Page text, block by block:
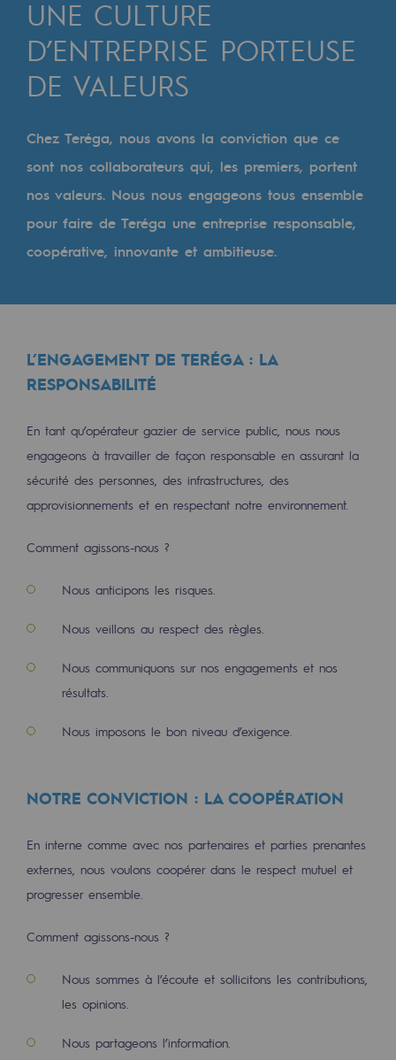
Transversalité et Collaboratif
Notre culture et nos valeurs
Notre organisation
Notre organisation
Gouvernance
Indicateurs
Les énergies d'avenir
Notre vision
Gaz renouvelables et procédés durables
Gaz renouvelables et procédés
Pyrogazéification et gazéification
Méthanation
Captage de CO2
Nouveaux usages
Concertations CH4, H2 et CO2
Espace pédagogique
2050 : un monde d’énergies
Objectif Hydrogène
CCUS Objectif Zéro CO2
Acteur engagé
Acteur engagé
UNE CULTURE
D’ENTREPRISE PORTEUSE
DE VALEURS
Chez Teréga, nous avons la conviction que ce
sont nos collaborateurs qui, les premiers, portent
nos valeurs. Nous nous engageons tous ensemble
pour faire de Teréga une entreprise responsable,
coopérative, innovante et ambitieuse.
L’ENGAGEMENT DE TERÉGA : LA
RESPONSABILITÉ
En tant qu’opérateur gazier de service public, nous nous
engageons à travailler de façon responsable en assurant la
sécurité des personnes, des infrastructures, des
approvisionnements et en respectant notre environnement.
Comment agissons-nous ?
Nous anticipons les risques.
Nous veillons au respect des règles.
Nous communiquons sur nos engagements et nos
résultats.
Nous imposons le bon niveau d’exigence.
NOTRE CONVICTION : LA COOPÉRATION
En interne comme avec nos partenaires et parties prenantes
externes, nous voulons coopérer dans le respect mutuel et
progresser ensemble.
Comment agissons-nous ?
Nous sommes à l’écoute et sollicitons les contributions,
les opinions.
Nous partageons l’information.